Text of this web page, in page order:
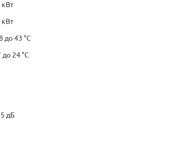
кВт
кВт
до 43 °C
до 24 °C
дБ